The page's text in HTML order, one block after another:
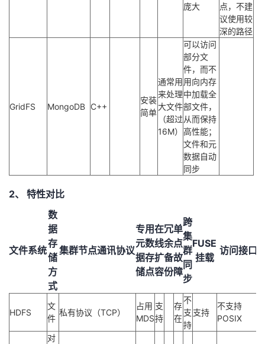
庞大
点，不建
议使用较
深的路径
GridFS MongoDB C++
安装
简单
通常用
来处理
大文件
（超过
16M）
可以访问
部分文
件，而不
用向内存
中加载全
部文件，
从而保持
高性能；
文件和元
数据自动
同步
2、 特性对比
文件系统
数
据
存
储
方
式
集群节点通讯协议
专用
元数
据存
储点
在
线
扩
容
冗
余
备
份
单
点
故
障
跨
集
群
同
步
FUSE
挂载
访问接口
HDFS
文
件
私有协议（TCP）
占用
MDS
支
持
存
在
不
支
持
支持
不支持
POSIX
对